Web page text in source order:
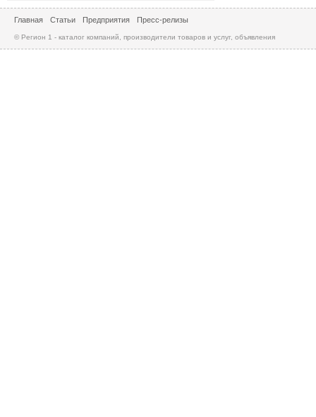
Главная Статьи Предприятия Пресс-релизы
© Регион 1 - каталог компаний, производители товаров и услуг, объявления